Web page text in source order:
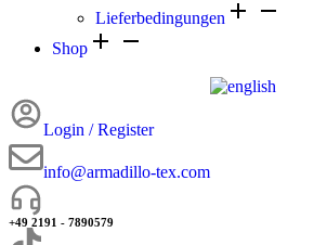
Lieferbedingungen
Shop
Login / Register
info@armadillo-tex.com
+49 2191 - 7890579